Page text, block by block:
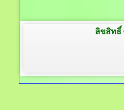
ลิขสิทธิ์